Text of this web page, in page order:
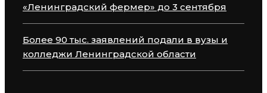
«Ленинградский фермер» до 3 сентября
Более 90 тыс. заявлений подали в вузы и
колледжи Ленинградской области